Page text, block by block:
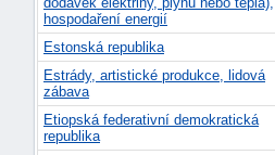
hospodaření energií
Estonská republika
Estrády, artistické produkce, lidová
zábava
Etiopská federativní demokratická
republika